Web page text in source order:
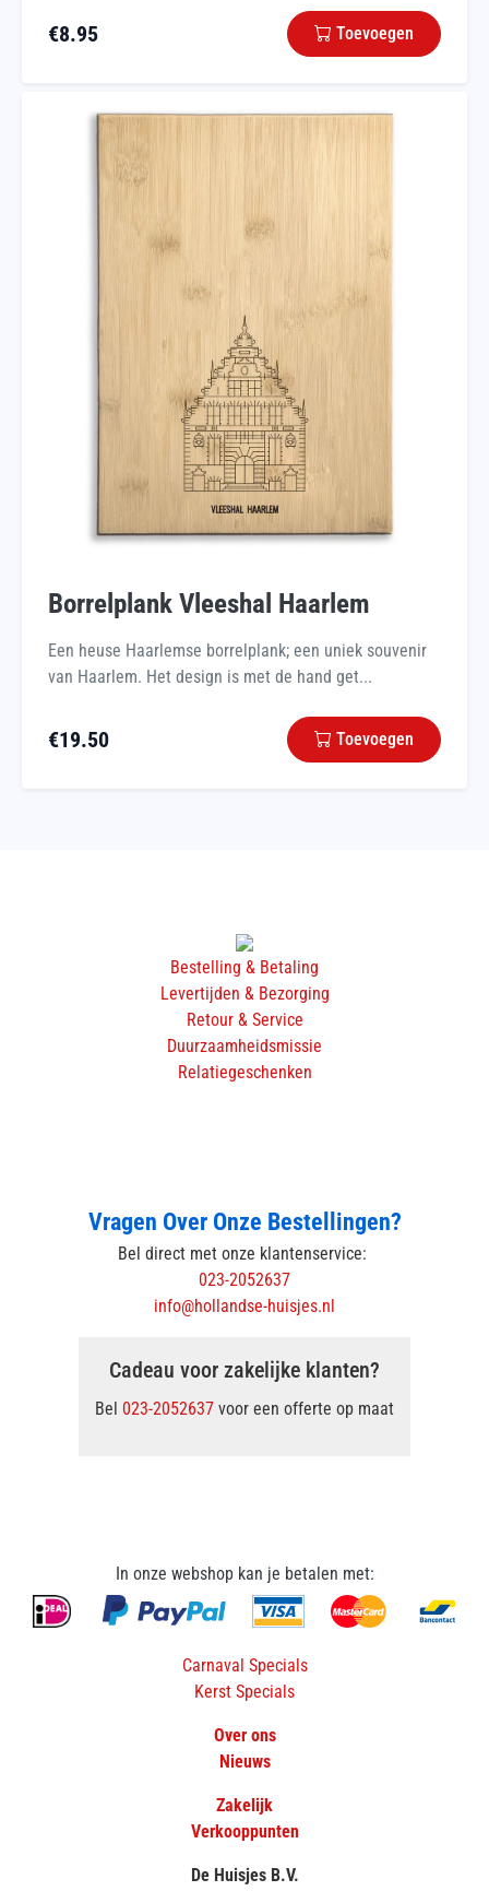
€8.95 Toevoegen
Borrelplank Vleeshal Haarlem
Een heuse Haarlemse borrelplank; een uniek souvenir
van Haarlem. Het design is met de hand get...
€19.50 Toevoegen
Bestelling & Betaling
Levertijden & Bezorging
Retour & Service
Duurzaamheidsmissie
Relatiegeschenken
Vragen Over Onze Bestellingen?
Bel direct met onze klantenservice:
023-2052637
info@hollandse-huisjes.nl
Cadeau voor zakelijke klanten?
Bel 023-2052637 voor een offerte op maat
In onze webshop kan je betalen met:
Carnaval Specials
Kerst Specials
Over ons
Nieuws
Zakelijk
Verkooppunten
De Huisjes B.V.